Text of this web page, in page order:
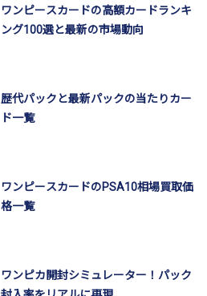
ワンピースカードの高額カードランキ
ング100選と最新の市場動向
歴代パックと最新パックの当たりカー
ド一覧
ワンピースカードのPSA10相場買取価
格一覧
ワンピカ開封シミュレーター！パック